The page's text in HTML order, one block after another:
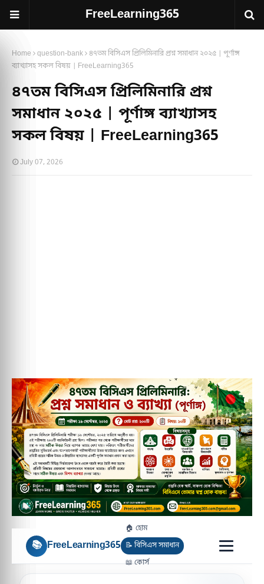
FreeLearning365
Home question-bank
৪৭তম বিসিএস প্রিলিমিনারি প্রশ্ন সমাধান ২০২৫ | পূর্ণাঙ্গ
ব্যাখ্যাসহ সকল বিষয় | FreeLearning365
৪৭তম বিসিএস প্রিলিমিনারি প্রশ্ন
সমাধান ২০২৫ | পূর্ণাঙ্গ ব্যাখ্যাসহ
সকল বিষয় | FreeLearning365
July 07, 2026
📚 FreeLearning365
🏠 হোম
📝 বিসিএস সমাধান
📖 কোর্স